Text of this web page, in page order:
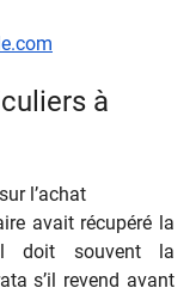
à
l’achat
avait récupéré la
doit souvent la
s’il revend avant